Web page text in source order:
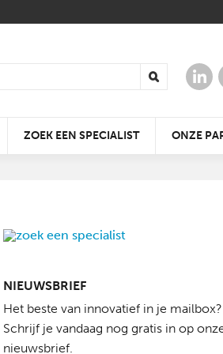
DE KLEIDAKPAN DIE
KRACHTIGE
WIN TICKETS VOOR
ZOEK EEN SPECIALIST ONZE
NIEUWSBRIEF
Het beste van innovatief in je mailbox?
Schrijf je vandaag nog gratis in op
nieuwsbrief.